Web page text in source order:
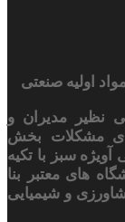
اولیه صنعتی
نظیر مدیران و
مشکلات بخش
سبز با تکیه
های معتبر بنا
و شیمیایی